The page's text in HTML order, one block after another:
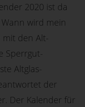
2020 ist da
wird mein
mit den Alt-
Sperrgut-
Altglas-
der
Der Kalender für